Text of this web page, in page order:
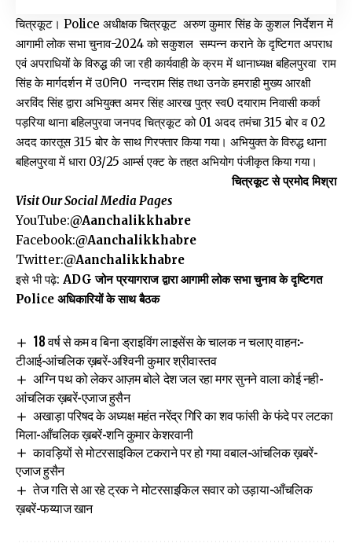
चित्रकूट। Police अधीक्षक चित्रकूट अरुण कुमार सिंह के कुशल निर्देशन में
आगामी लोक सभा चुनाव-2024 को सकुशल सम्पन्न कराने के दृष्टिगत अपराध
एवं अपराधियों के विरुद्ध की जा रही कार्यवाही के क्रम में थानाध्यक्ष बहिलपुरवा राम
सिंह के मार्गदर्शन में उ0नि0 नन्दराम सिंह तथा उनके हमराही मुख्य आरक्षी
अरविंद सिंह द्वारा अभियुक्त अमर सिंह आरख पुत्र स्व0 दयाराम निवासी कर्का
पड़रिया थाना बहिलपुरवा जनपद चित्रकूट को 01 अदद तमंचा 315 बोर व 02
अदद कारतूस 315 बोर के साथ गिरफ्तार किया गया। अभियुक्त के विरुद्ध थाना
बहिलपुरवा में धारा 03/25 आर्म्स एक्ट के तहत अभियोग पंजीकृत किया गया।
चित्रकूट से प्रमोद मिश्रा
Visit Our Social Media Pages
YouTube:@Aanchalikkhabre
Facebook:@Aanchalikkhabre
Twitter:@Aanchalikkhabre
इसे भी पढ़े: ADG जोन प्रयागराज द्वारा आगामी लोक सभा चुनाव के दृष्टिगत
Police अधिकारियों के साथ बैठक
18 वर्ष से कम व बिना ड्राइविंग लाइसेंस के चालक न चलाए वाहन:-
टीआई-आंचलिक ख़बरें-अश्विनी कुमार श्रीवास्तव
अग्नि पथ को लेकर आज़म बोले देश जल रहा मगर सुनने वाला कोई नही-
आंचलिक ख़बरें-एजाज हुसैन
अखाड़ा परिषद के अध्यक्ष महंत नरेंद्र गिरि का शव फांसी के फंदे पर लटका
मिला-आँचलिक ख़बरें-शनि कुमार केशरवानी
कावड़ियों से मोटरसाइकिल टकराने पर हो गया वबाल-आंचलिक ख़बरें-
एजाज हुसैन
तेज गति से आ रहे ट्रक ने मोटरसाइकिल सवार को उड़ाया-आँचलिक
ख़बरें-फय्याज खान